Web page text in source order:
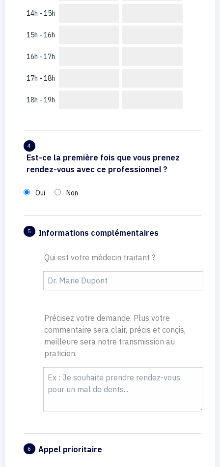
14h - 15h
15h - 16h
16h - 17h
17h - 18h
18h - 19h
4
Est-ce la première fois que vous prenez
rendez-vous avec ce professionnel ?
Oui Non
5 Informations complémentaires
Qui est votre médecin traitant ?
Précisez votre demande. Plus votre
commentaire sera clair, précis et conçis,
meilleure sera notre transmission au
praticien.
6 Appel prioritaire